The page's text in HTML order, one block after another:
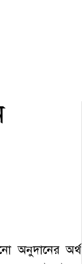
অনুদানের অর্থ